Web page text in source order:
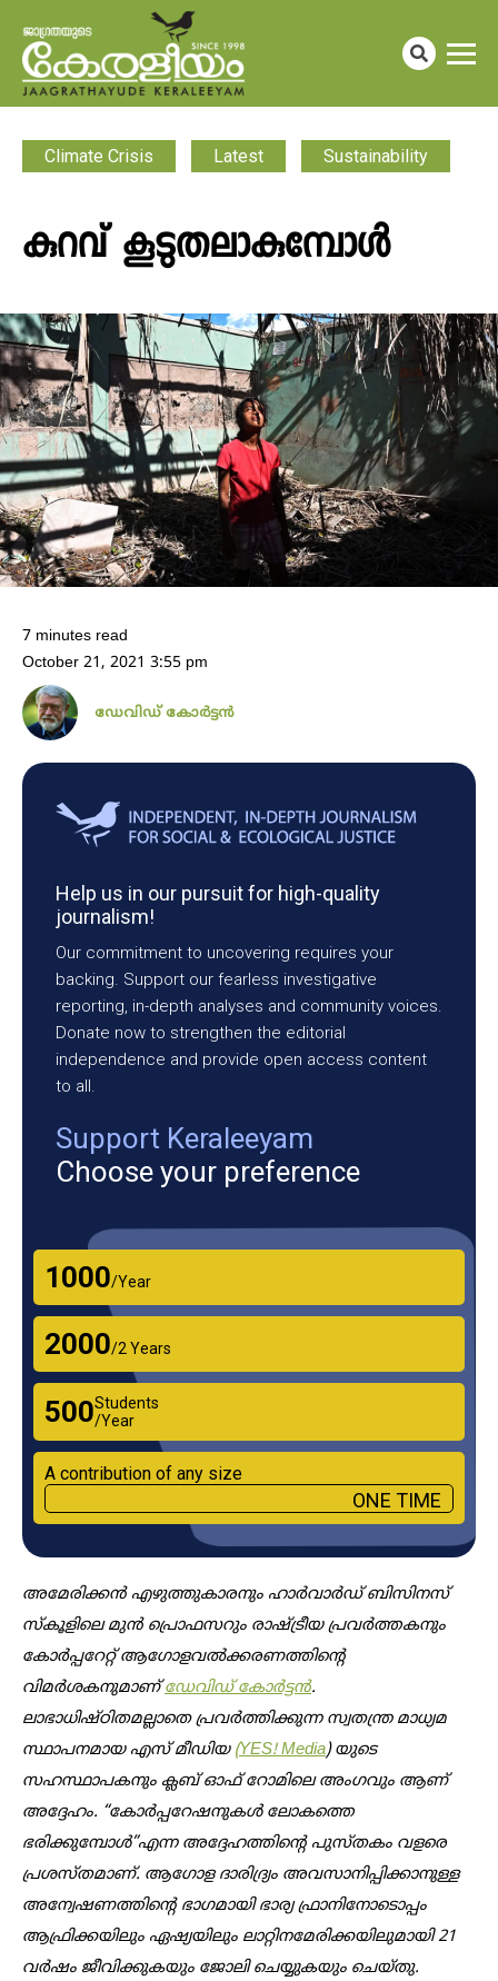
Climate Crisis Latest Sustainability
കുറവ് കൂടുതലാകുമ്പോൾ
7 minutes read
October 21, 2021 3:55 pm
ഡേവിഡ് കോർട്ടൻ
Help us in our pursuit for high-quality
journalism!
Our commitment to uncovering requires your
backing. Support our fearless investigative
reporting, in-depth analyses and community voices.
Donate now to strengthen the editorial
independence and provide open access content
to all.
Support Keraleeyam
Choose your preference
₹1000/Year
₹2000/2 Years
₹500Students
/Year
A contribution of any size
ONE TIME
അമേരിക്കൻ എഴുത്തുകാരനും ഹാർവാർഡ് ബിസിനസ്
സ്കൂളിലെ മുൻ പ്രൊഫസറും രാഷ്ട്രീയ പ്രവർത്തകനും
കോർപ്പറേറ്റ് ആഗോളവൽക്കരണത്തിന്റെ
വിമർശകനുമാണ്ഡേവിഡ് കോർട്ടൻ.
ലാഭാധിഷ്ഠിതമല്ലാതെ പ്രവർത്തിക്കുന്ന സ്വതന്ത്ര മാധ്യമ
സ്ഥാപനമായ എസ് മീഡിയ (YES! Media) യുടെ
സഹസ്ഥാപകനും ക്ലബ് ഓഫ് റോമിലെ അംഗവും ആണ്
അദ്ദേഹം. “കോർപ്പറേഷനുകൾ ലോകത്തെ
ഭരിക്കുമ്പോൾ”എന്ന അദ്ദേഹത്തിന്റെ പുസ്തകം വളരെ
പ്രശസ്തമാണ്. ആഗോള ദാരിദ്ര്യം അവസാനിപ്പിക്കാനുള്ള
അന്വേഷണത്തിന്റെ ഭാ​ഗമായി ഭാര്യ ഫ്രാനിനോടൊപ്പം
ആഫ്രിക്കയിലും ഏഷ്യയിലും ലാറ്റിനമേരിക്കയിലുമായി 21
വർഷം ജീവിക്കുകയും ജോലി ചെയ്യുകയും ചെയ്തു.